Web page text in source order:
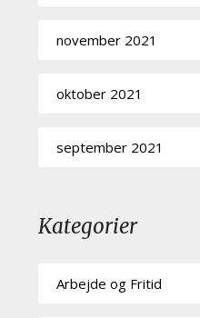
november 2021
oktober 2021
september 2021
Kategorier
Arbejde og Fritid